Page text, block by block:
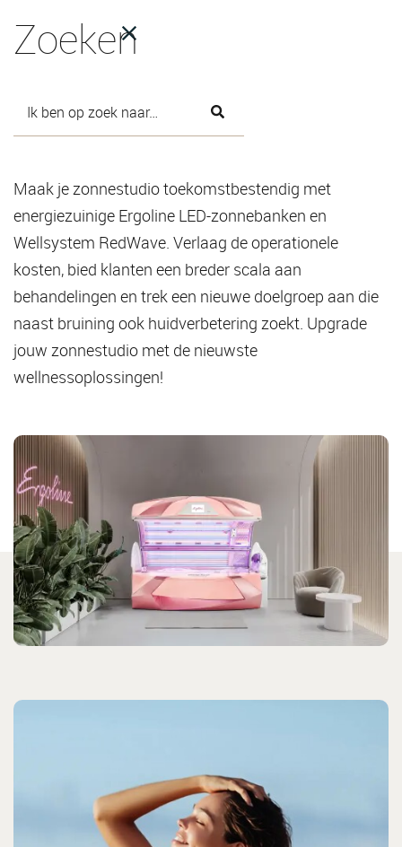
Zoeken
Zonnestudio's
Maak je zonnestudio toekomstbestendig met
energiezuinige Ergoline LED-zonnebanken en
Wellsystem RedWave. Verlaag de operationele
kosten, bied klanten een breder scala aan
behandelingen en trek een nieuwe doelgroep aan die
naast bruining ook huidverbetering zoekt. Upgrade
jouw zonnestudio met de nieuwste
wellnessoplossingen!